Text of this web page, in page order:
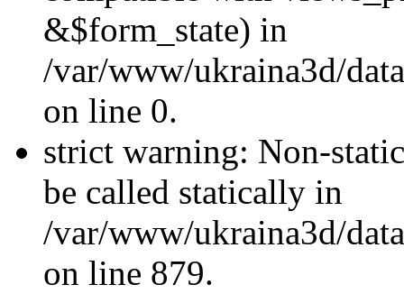
&$form_state) in
/var/www/ukraina3d/
on line 0.
strict warning: Non-
be called statically in
/var/www/ukraina3d/
on line 879.